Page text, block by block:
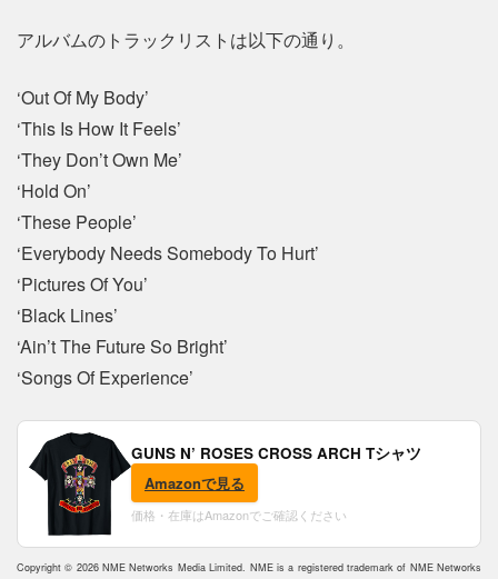
アルバムのトラックリストは以下の通り。
‘Out Of My Body’
‘This Is How It Feels’
‘They Don’t Own Me’
‘Hold On’
‘These People’
‘Everybody Needs Somebody To Hurt’
‘Pictures Of You’
‘Black Lines’
‘Ain’t The Future So Bright’
‘Songs Of Experience’
GUNS N’ ROSES CROSS ARCH Tシャツ
Amazonで見る
価格・在庫はAmazonでご確認ください
Copyright © 2026 NME Networks Media Limited. NME is a registered trademark of NME Networks